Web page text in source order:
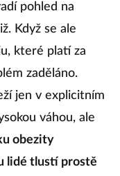
pohled na
Když se ale
které platí za
zaděláno.
jen v explicitním
váhou, ale
obezity
lidé tlustí prostě